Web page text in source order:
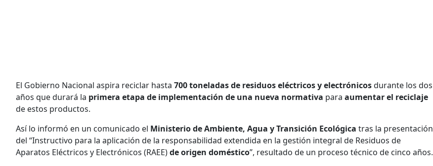
El Gobierno Nacional aspira reciclar hasta 700 toneladas de residuos eléctricos y electrónicosdurante los dos
años que durará la primera etapa de implementación de una nueva normativa para aumentar el reciclaje
de estos productos.
Así lo informó en un comunicado el Ministerio de Ambiente, Agua y Transición Ecológica tras la presentación
del “Instructivo para la aplicación de la responsabilidad extendida en la gestión integral de Residuos de
Aparatos Eléctricos y Electrónicos (RAEE)de origen doméstico”, resultado de un proceso técnico de cinco años.